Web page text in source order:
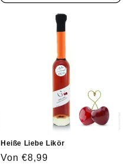
Heiße Liebe Likör
Normaler
Von €8,99